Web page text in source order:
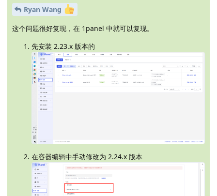
Ryan Wang
这个问题很好复现，在 1panel 中就可以复现。
先安装 2.23.x 版本的
在容器编辑中手动修改为 2.24.x 版本